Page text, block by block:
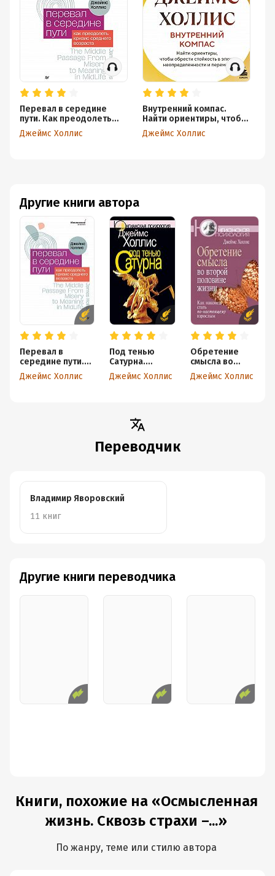
Другие книги автора
Перевал в
середине пути.
Как преодолеть
кризис среднего
Джеймс Холлис
Под тенью
Сатурна.
Мужские
психические
Джеймс Холлис
Обретение
смысла во
второй
половине
Джеймс Холлис
Перевал в середине
пути. Как преодолеть
кризис среднего
возраста
Джеймс Холлис
Внутренний компас.
Найти ориентиры, чтобы
обрести стойкость в
эпоху неопределенности
Джеймс Холлис
Переводчик
Владимир Яворовский
11 книг
Другие книги переводчика
Книги, похожие на «Осмысленная
жизнь. Сквозь страхи –...»
По жанру, теме или стилю автора